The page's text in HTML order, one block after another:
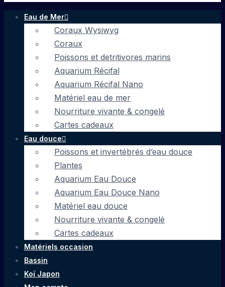
Eau de Mer
Coraux Wysiwyg
Coraux
Poissons et detritivores marins
Aquarium Récifal
Aquarium Récifal Nano
Matériel eau de mer
Nourriture vivante & congelé
Cartes cadeaux
Eau douce
Poissons et invertébrés d’eau douce
Plantes
Aquarium Eau Douce
Aquarium Eau Douce Nano
Matériel eau douce
Nourriture vivante & congelé
Cartes cadeaux
Matériels occasion
Bassin
Koï Japon